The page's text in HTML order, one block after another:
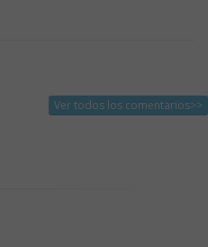
Ver todos los comentarios>>